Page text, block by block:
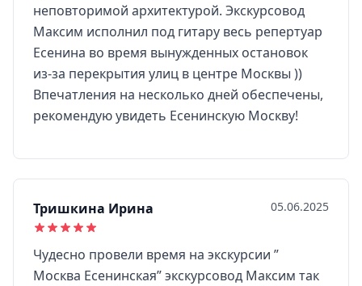
неповторимой архитектурой. Экскурсовод
Максим исполнил под гитару весь репертуар
Есенина во время вынужденных остановок
из-за перекрытия улиц в центре Москвы ))
Впечатления на несколько дней обеспечены,
рекомендую увидеть Есенинскую Москву!
Тришкина Ирина 05.06.2025
Чудесно провели время на экскурсии ”
Москва Есенинская” экскурсовод Максим так